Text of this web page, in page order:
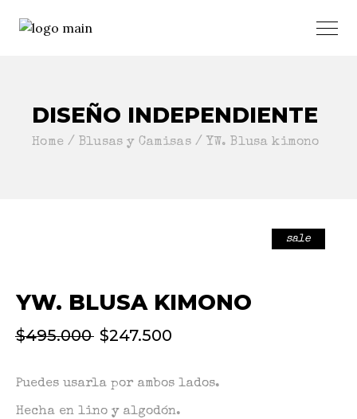
DISEÑO INDEPENDIENTE
Home Blusas y Camisas YW. Blusa kimono
sale
YW. BLUSA KIMONO
$495.000 $247.500
Puedes usarla por ambos lados.
Hecha en lino y algodón.